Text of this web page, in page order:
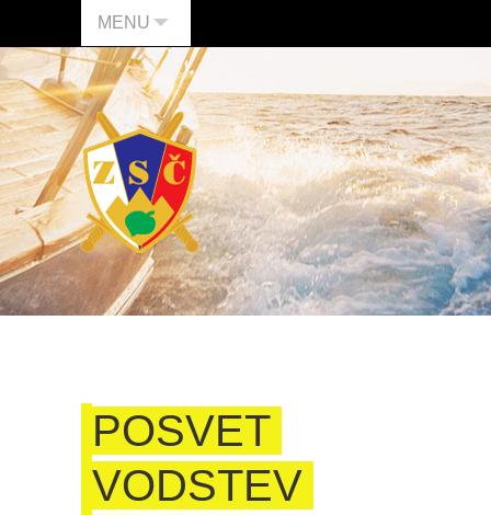
MENU
POSVET
VODSTEV